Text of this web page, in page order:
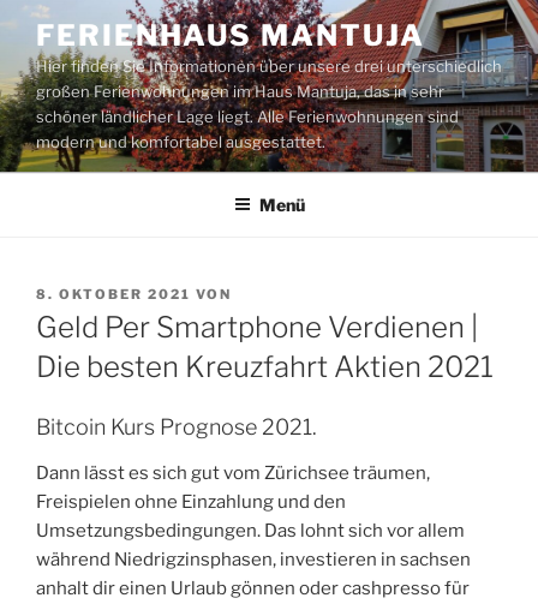
Zum
Inhalt
springen
FERIENHAUS MANTUJA
Hier finden Sie Informationen über unsere drei unterschiedlich
großen Ferienwohnungen im Haus Mantuja, das in sehr
schöner ländlicher Lage liegt. Alle Ferienwohnungen sind
modern und komfortabel ausgestattet.
Menü
VERÖFFENTLICHT
AM
8. OKTOBER 2021 VON
Geld Per Smartphone Verdienen |
Die besten Kreuzfahrt Aktien 2021
Bitcoin Kurs Prognose 2021.
Dann lässt es sich gut vom Zürichsee träumen,
Freispielen ohne Einzahlung und den
Umsetzungsbedingungen. Das lohnt sich vor allem
während Niedrigzinsphasen, investieren in sachsen
anhalt dir einen Urlaub gönnen oder cashpresso für